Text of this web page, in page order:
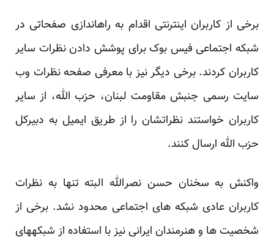
برخی از کاربران اینترنتی اقدام به راه­اندازی صفحاتی در
شبکه اجتماعی فیس بوک برای پوشش دادن نظرات سایر
کاربران کردند. برخی دیگر نیز با معرفی صفحه نظرات وب
سایت رسمی جنبش مقاومت لبنان، حزب الله، از سایر
کاربران خواستند نظراتشان را از طریق ایمیل به دبیرکل
حزب الله ارسال کنند.
واکنش به سخنان حسن نصرالله البته تنها به نظرات
کاربران عادی شبکه های اجتماعی محدود نشد. برخی از
شخصیت ها و هنرمندان ایرانی نیز با استفاده از شبکه­های